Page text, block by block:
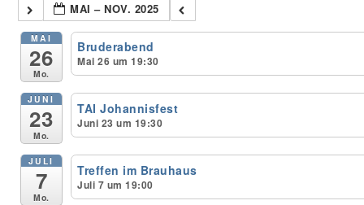
Home
Freimaurerei
100 F.A.Q.
Leitgedanken
Loge
MAI – NOV. 2025
MAI
26
Mo.
Bruderabend
Mai 26 um 19:30
JUNI
23
Mo.
TAI Johannisfest
Juni 23 um 19:30
JULI
7
Mo.
Treffen im Brauhaus
Juli 7 um 19:00